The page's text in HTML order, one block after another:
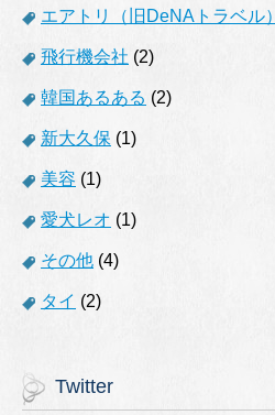
エアトリ（旧DeNAトラベル）
飛行機会社 (2)
韓国あるある (2)
新大久保 (1)
美容 (1)
愛犬レオ (1)
その他 (4)
タイ (2)
Twitter